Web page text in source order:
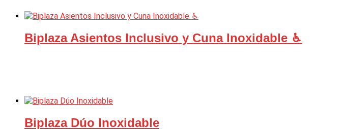
Biplaza Asientos Inclusivo y Cuna Inoxidable ♿︎
Biplaza Dúo Inoxidable